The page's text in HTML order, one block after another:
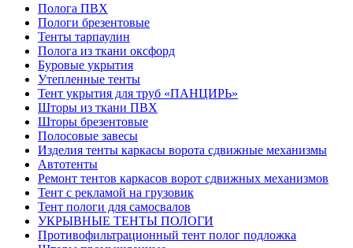
Полога ПВХ
Пологи брезентовые
Тенты тарпаулин
Полога из ткани оксфорд
Буровые укрытия
Утепленные тенты
Тент укрытия для труб «ПАНЦИРЬ»
Шторы из ткани ПВХ
Шторы брезентовые
Полосовые завесы
Изделия тенты каркасы ворота сдвижные механизмы
Автотенты
Ремонт тентов каркасов ворот сдвижных механизмов
Тент с рекламой на грузовик
Тент пологи для самосвалов
УКРЫВНЫЕ ТЕНТЫ ПОЛОГИ
Противофильтрационный тент полог подложка